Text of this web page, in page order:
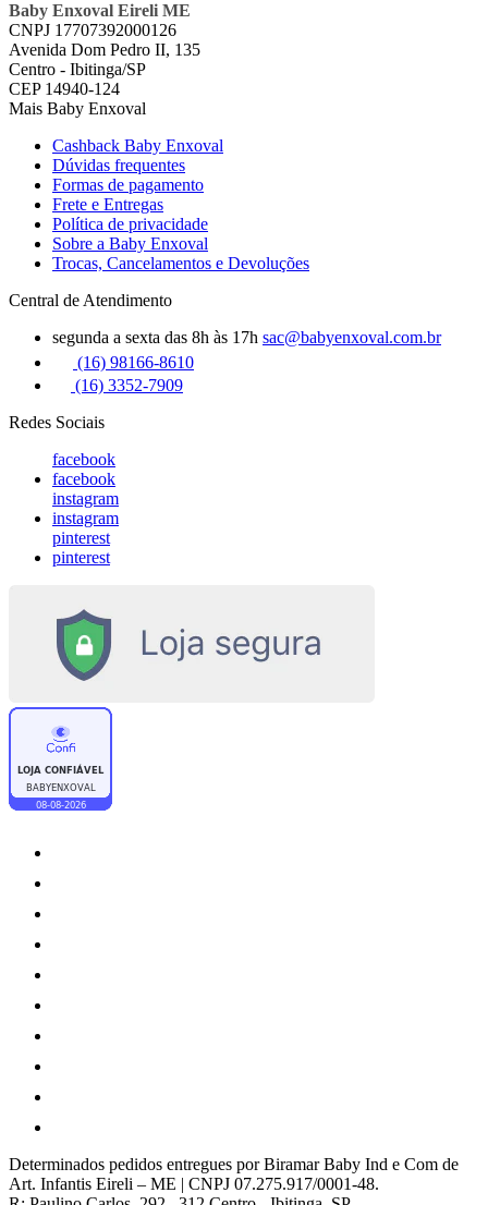
Baby Enxoval Eireli ME
CNPJ 17707392000126
Avenida Dom Pedro II, 135
Centro - Ibitinga/SP
CEP 14940-124
Mais Baby Enxoval
Cashback Baby Enxoval
Dúvidas frequentes
Formas de pagamento
Frete e Entregas
Política de privacidade
Sobre a Baby Enxoval
Trocas, Cancelamentos e Devoluções
Central de Atendimento
segunda a sexta das 8h às 17h sac@babyenxoval.com.br
(16) 98166-8610
(16) 3352-7909
Redes Sociais
facebook
facebook
instagram
instagram
pinterest
pinterest
Determinados pedidos entregues por Biramar Baby Ind e Com de
Art. Infantis Eireli – ME | CNPJ 07.275.917/0001-48.